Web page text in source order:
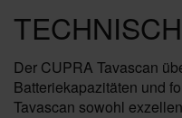
Der CUPRA Tavascan
Batteriekapazitäten und
Tavascan sowohl